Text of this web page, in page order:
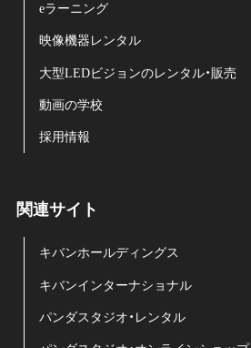
eラーニング
映像機器レンタル
大型LEDビジョンのレンタル・販売
動画の学校
採用情報
関連サイト
キバンホールディングス
キバンインターナショナル
パンダスタジオ・レンタル